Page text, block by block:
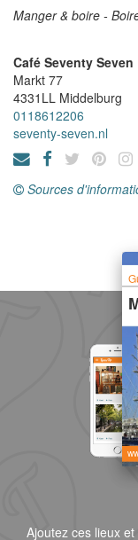
Manger & boire -
Café Seventy Seven
Markt 77
4331LL Middelburg
0118612206
seventy-seven.nl
Sources
Ajoutez ces lieux